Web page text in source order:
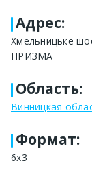
Адрес:
Хмельницьке
ПРИЗМА
Область:
Винницкая
Формат:
6х3